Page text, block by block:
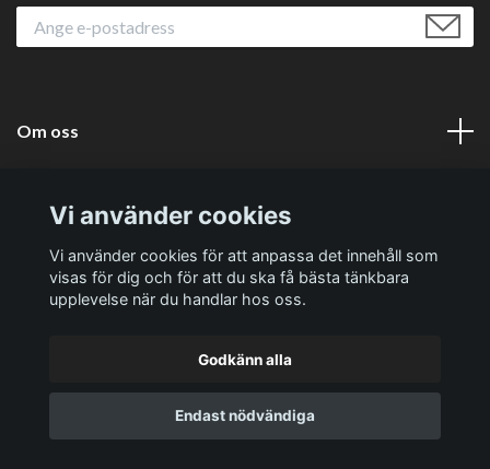
Om oss
Sociala medier
© 2026 Västernäs Handelsträdgård AB
Vi använder cookies
Vi använder cookies för att anpassa det innehåll som
visas för dig och för att du ska få bästa tänkbara
upplevelse när du handlar hos oss.
Godkänn alla
Endast nödvändiga